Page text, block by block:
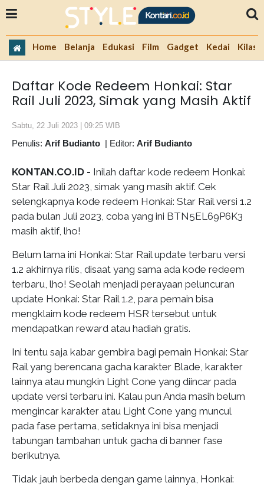
Home Belanja Edukasi Film Gadget Kedai Kilas
Daftar Kode Redeem Honkai: Star
Rail Juli 2023, Simak yang Masih Aktif
Sabtu, 22 Juli 2023 | 09:25 WIB
Penulis: Arif Budianto | Editor: Arif Budianto
KONTAN.CO.ID - Inilah daftar kode redeem Honkai:
Star Rail Juli 2023, simak yang masih aktif. Cek
selengkapnya kode redeem Honkai: Star Rail versi 1.2
pada bulan Juli 2023, coba yang ini BTN5EL69P6K3
masih aktif, lho!
Belum lama ini Honkai: Star Rail update terbaru versi
1.2 akhirnya rilis, disaat yang sama ada kode redeem
terbaru, lho! Seolah menjadi perayaan peluncuran
update Honkai: Star Rail 1.2, para pemain bisa
mengklaim kode redeem HSR tersebut untuk
mendapatkan reward atau hadiah gratis.
Ini tentu saja kabar gembira bagi pemain Honkai: Star
Rail yang berencana gacha karakter Blade, karakter
lainnya atau mungkin Light Cone yang diincar pada
update versi terbaru ini. Kalau pun Anda masih belum
mengincar karakter atau Light Cone yang muncul
pada fase pertama, setidaknya ini bisa menjadi
tabungan tambahan untuk gacha di banner fase
berikutnya.
Tidak jauh berbeda dengan game lainnya, Honkai: